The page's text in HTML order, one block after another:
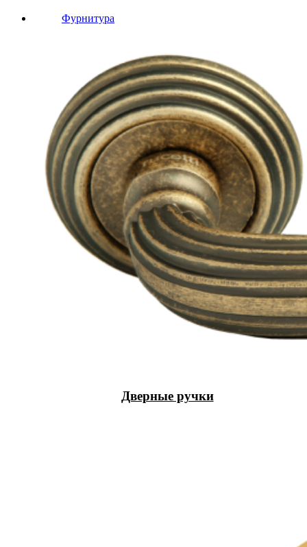
Фурнитура
Дверные ручки